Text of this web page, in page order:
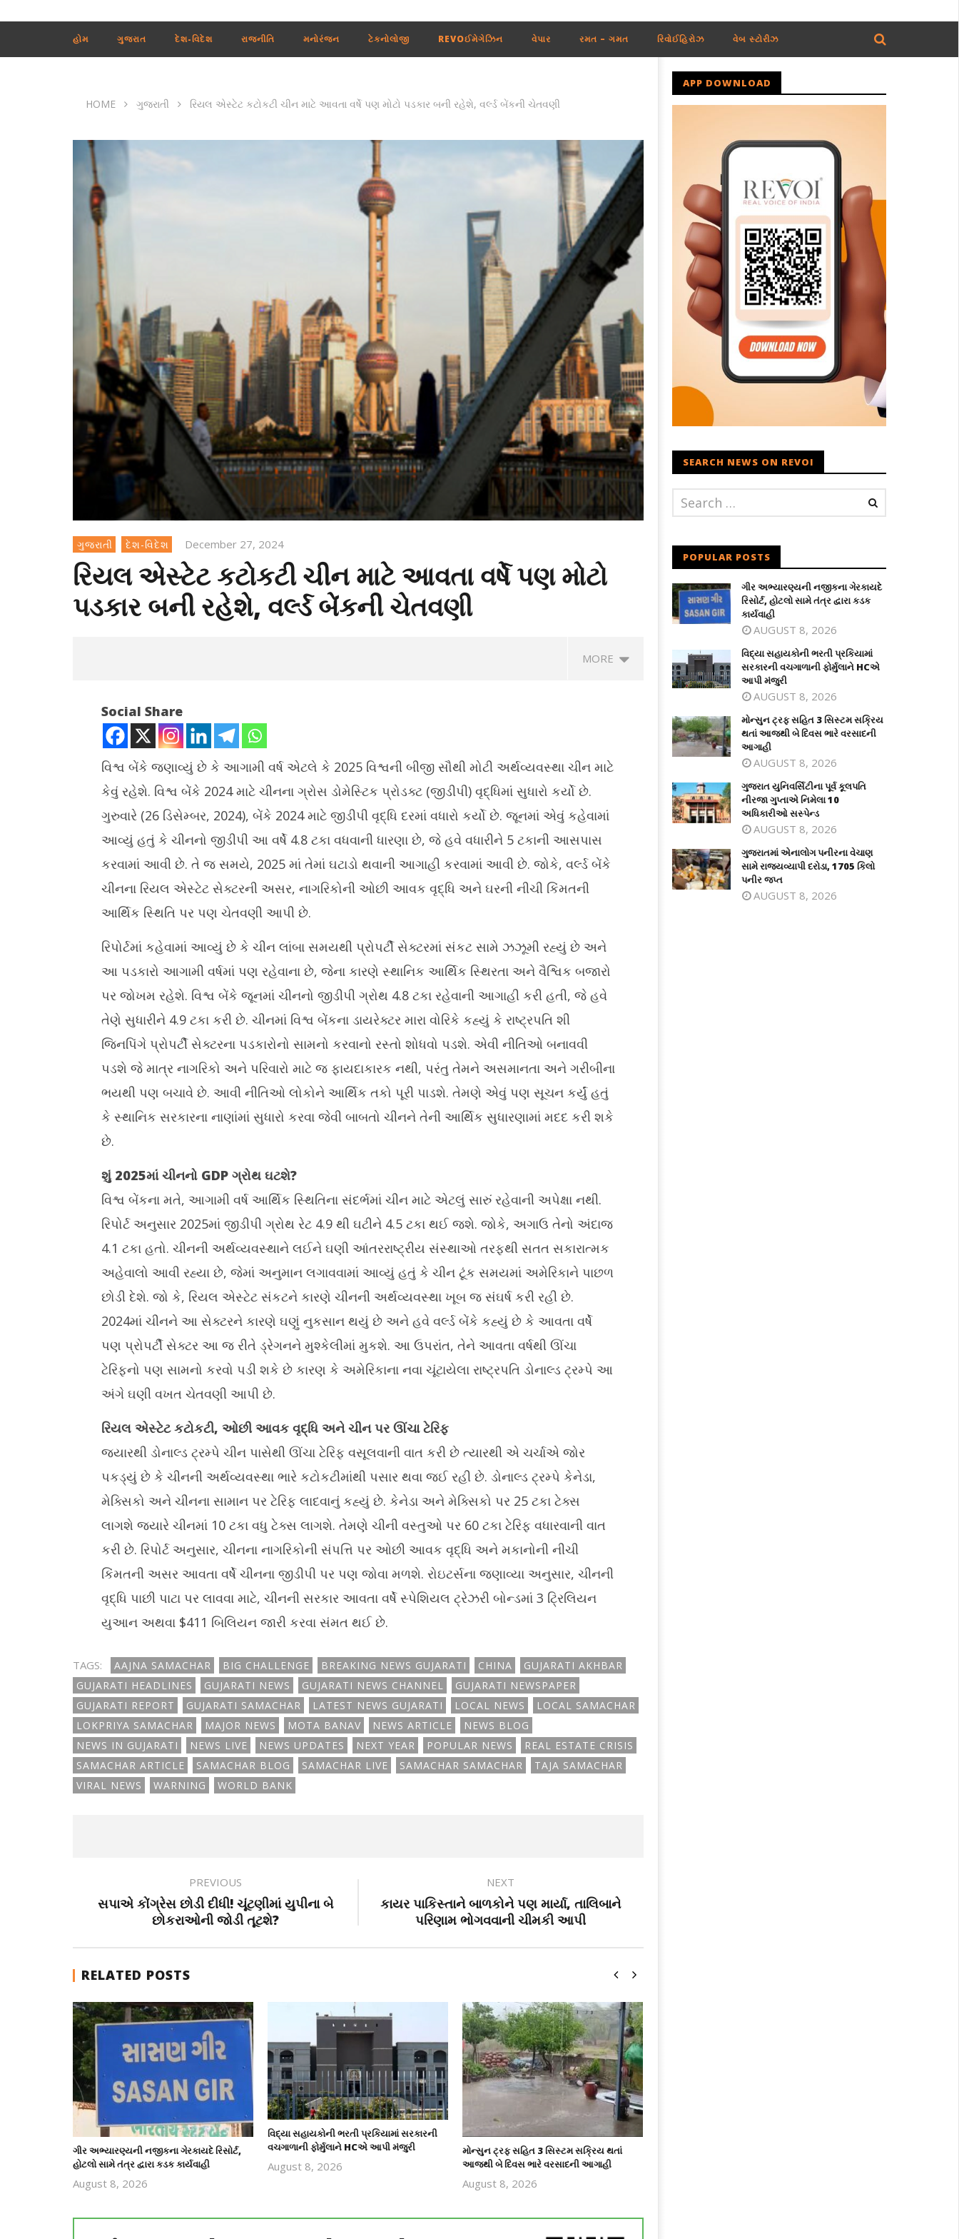
હોમ ગુજરાત દેશ-વિદેશ રાજનીતિ મનોરંજન ટેકનોલોજી REVOઈમેગેઝિન વેપાર રમત – ગમત રિવોઈહિરોઝ વેબ સ્ટોરીઝ
HOME ગુજરાતી રિયલ એસ્ટેટ કટોકટી ચીન માટે આવતા વર્ષે પણ મોટો પડકાર બની રહેશે, વર્લ્ડ બેંકની ચેતવણી
ગુજરાતી દેશ-વિદેશ December 27, 2024
રિયલ એસ્ટેટ કટોકટી ચીન માટે આવતા વર્ષે પણ મોટો
પડકાર બની રહેશે, વર્લ્ડ બેંકની ચેતવણી
MORE
NOW VIEWING
રિયલ એસ્ટેટ કટોકટી ચીન માટે આવતા વર્ષે
પણ મોટો પડકાર બની રહેશે, વર્લ્ડ બેંકની
ચેતવણી
December
27, 2024
ગીર અભ્યારણ્યની નજીકના ગેરકાયદે
રિસોર્ટ, હોટલો સામે તંત્ર દ્વારા કડક
કાર્યવાહી
December
27, 2024
વિદ્યા સહાયકોની ભરતી પ્રકિયામાં
સરકારની વચગાળાની ફોર્મુલાને HCએ આપી
મંજુરી
December
27, 2024
મોન્સુન ટ્રફ સહિત 3 સિસ્ટમ સક્રિય થતાં
આજથી બે દિવસ ભારે વરસાદની આગાહી
December
27, 2024
ગુજરાત યુનિવર્સિટીના પૂર્વ કૂલપતિ નીરજા
ગુપ્તાએ નિમેલા 10 અધિકારીઓ સસ્પેન્ડ
December
Social Share
વિશ્વ બેંકે જણાવ્યું છે કે આગામી વર્ષ એટલે કે 2025 વિશ્વની બીજી સૌથી મોટી અર્થવ્યવસ્થા ચીન માટે
કેવું રહેશે. વિશ્વ બેંકે 2024 માટે ચીનના ગ્રોસ ડોમેસ્ટિક પ્રોડક્ટ (જીડીપી) વૃદ્ધિમાં સુધારો કર્યો છે.
ગુરુવારે (26 ડિસેમ્બર, 2024), બેંકે 2024 માટે જીડીપી વૃદ્ધિ દરમાં વધારો કર્યો છે. જૂનમાં એવું કહેવામાં
આવ્યું હતું કે ચીનનો જીડીપી આ વર્ષે 4.8 ટકા વધવાની ધારણા છે, જે હવે વધારીને 5 ટકાની આસપાસ
કરવામાં આવી છે. તે જ સમયે, 2025 માં તેમાં ઘટાડો થવાની આગાહી કરવામાં આવી છે. જોકે, વર્લ્ડ બેંકે
ચીનના રિયલ એસ્ટેટ સેક્ટરની અસર, નાગરિકોની ઓછી આવક વૃદ્ધિ અને ઘરની નીચી કિંમતની
આર્થિક સ્થિતિ પર પણ ચેતવણી આપી છે.
રિપોર્ટમાં કહેવામાં આવ્યું છે કે ચીન લાંબા સમયથી પ્રોપર્ટી સેક્ટરમાં સંકટ સામે ઝઝૂમી રહ્યું છે અને
આ પડકારો આગામી વર્ષમાં પણ રહેવાના છે, જેના કારણે સ્થાનિક આર્થિક સ્થિરતા અને વૈશ્વિક બજારો
પર જોખમ રહેશે. વિશ્વ બેંકે જૂનમાં ચીનનો જીડીપી ગ્રોથ 4.8 ટકા રહેવાની આગાહી કરી હતી, જે હવે
તેણે સુધારીને 4.9 ટકા કરી છે. ચીનમાં વિશ્વ બેંકના ડાયરેક્ટર મારા વોરિકે કહ્યું કે રાષ્ટ્રપતિ શી
જિનપિંગે પ્રોપર્ટી સેક્ટરના પડકારોનો સામનો કરવાનો રસ્તો શોધવો પડશે. એવી નીતિઓ બનાવવી
પડશે જે માત્ર નાગરિકો અને પરિવારો માટે જ ફાયદાકારક નથી, પરંતુ તેમને અસમાનતા અને ગરીબીના
ભયથી પણ બચાવે છે. આવી નીતિઓ લોકોને આર્થિક તકો પૂરી પાડશે. તેમણે એવું પણ સૂચન કર્યું હતું
કે સ્થાનિક સરકારના નાણાંમાં સુધારો કરવા જેવી બાબતો ચીનને તેની આર્થિક સુધારણામાં મદદ કરી શકે
છે.
શું 2025માં ચીનનો GDP ગ્રોથ ઘટશે?
વિશ્વ બેંકના મતે, આગામી વર્ષ આર્થિક સ્થિતિના સંદર્ભમાં ચીન માટે એટલું સારું રહેવાની અપેક્ષા નથી.
રિપોર્ટ અનુસાર 2025માં જીડીપી ગ્રોથ રેટ 4.9 થી ઘટીને 4.5 ટકા થઈ જશે. જોકે, અગાઉ તેનો અંદાજ
4.1 ટકા હતો. ચીનની અર્થવ્યવસ્થાને લઈને ઘણી આંતરરાષ્ટ્રીય સંસ્થાઓ તરફથી સતત સકારાત્મક
અહેવાલો આવી રહ્યા છે, જેમાં અનુમાન લગાવવામાં આવ્યું હતું કે ચીન ટૂંક સમયમાં અમેરિકાને પાછળ
છોડી દેશે. જો કે, રિયલ એસ્ટેટ સંકટને કારણે ચીનની અર્થવ્યવસ્થા ખૂબ જ સંઘર્ષ કરી રહી છે.
2024માં ચીનને આ સેક્ટરને કારણે ઘણું નુકસાન થયું છે અને હવે વર્લ્ડ બેંકે કહ્યું છે કે આવતા વર્ષે
પણ પ્રોપર્ટી સેક્ટર આ જ રીતે ડ્રેગનને મુશ્કેલીમાં મુકશે. આ ઉપરાંત, તેને આવતા વર્ષથી ઊંચા
ટેરિફનો પણ સામનો કરવો પડી શકે છે કારણ કે અમેરિકાના નવા ચૂંટાયેલા રાષ્ટ્રપતિ ડોનાલ્ડ ટ્રમ્પે આ
અંગે ઘણી વખત ચેતવણી આપી છે.
રિયલ એસ્ટેટ કટોકટી, ઓછી આવક વૃદ્ધિ અને ચીન પર ઊંચા ટેરિફ
જ્યારથી ડોનાલ્ડ ટ્રમ્પે ચીન પાસેથી ઊંચા ટેરિફ વસૂલવાની વાત કરી છે ત્યારથી એ ચર્ચાએ જોર
પકડ્યું છે કે ચીનની અર્થવ્યવસ્થા ભારે કટોકટીમાંથી પસાર થવા જઈ રહી છે. ડોનાલ્ડ ટ્રમ્પે કેનેડા,
મેક્સિકો અને ચીનના સામાન પર ટેરિફ લાદવાનું કહ્યું છે. કેનેડા અને મેક્સિકો પર 25 ટકા ટેક્સ
લાગશે જ્યારે ચીનમાં 10 ટકા વધુ ટેક્સ લાગશે. તેમણે ચીની વસ્તુઓ પર 60 ટકા ટેરિફ વધારવાની વાત
કરી છે. રિપોર્ટ અનુસાર, ચીનના નાગરિકોની સંપત્તિ પર ઓછી આવક વૃદ્ધિ અને મકાનોની નીચી
કિંમતની અસર આવતા વર્ષે ચીનના જીડીપી પર પણ જોવા મળશે. રોઇટર્સના જણાવ્યા અનુસાર, ચીનની
વૃદ્ધિ પાછી પાટા પર લાવવા માટે, ચીનની સરકાર આવતા વર્ષે સ્પેશિયલ ટ્રેઝરી બોન્ડમાં 3 ટ્રિલિયન
યુઆન અથવા $411 બિલિયન જારી કરવા સંમત થઈ છે.
TAGS: AAJNA SAMACHAR BIG CHALLENGE BREAKING NEWS GUJARATI CHINA
GUJARATI AKHBAR
GUJARATI HEADLINES
GUJARATI NEWS GUJARATI NEWS CHANNEL
GUJARATI NEWSPAPER
GUJARATI REPORT
GUJARATI SAMACHAR LATEST NEWS GUJARATI LOCAL NEWS
LOCAL SAMACHAR
LOKPRIYA SAMACHAR
MAJOR NEWS MOTA BANAV NEWS ARTICLE
NEWS BLOG
NEWS IN GUJARATI
NEWS LIVE NEWS UPDATES NEXT YEAR POPULAR NEWS
REAL ESTATE CRISIS
SAMACHAR ARTICLE
SAMACHAR BLOG SAMACHAR LIVE SAMACHAR SAMACHAR
TAJA SAMACHAR
VIRAL NEWS
WARNING WORLD BANK
PREVIOUS
સપાએ કોંગ્રેસ છોડી દીધી! ચૂંટણીમાં યુપીના બે
છોકરાઓની જોડી તૂટશે?
NEXT
કાયર પાકિસ્તાને બાળકોને પણ માર્યા, તાલિબાને
પરિણામ ભોગવવાની ચીમકી આપી
RELATED POSTS
ગીર અભ્યારણ્યની નજીકના ગેરકાયદે રિસોર્ટ,
હોટલો સામે તંત્ર દ્વારા કડક કાર્યવાહી
August 8, 2026
વિદ્યા સહાયકોની ભરતી પ્રકિયામાં સરકારની
વચગાળાની ફોર્મુલાને HCએ આપી મંજુરી
August 8, 2026
મોન્સુન ટ્રફ સહિત 3 સિસ્ટમ સક્રિય થતાં
આજથી બે દિવસ ભારે વરસાદની આગાહી
August 8, 2026
APP DOWNLOAD
SEARCH NEWS ON REVOI
POPULAR POSTS
ગીર અભ્યારણ્યની નજીકના ગેરકાયદે
રિસોર્ટ, હોટલો સામે તંત્ર દ્વારા કડક
કાર્યવાહી
AUGUST 8, 2026
વિદ્યા સહાયકોની ભરતી પ્રકિયામાં
સરકારની વચગાળાની ફોર્મુલાને HCએ
આપી મંજુરી
AUGUST 8, 2026
મોન્સુન ટ્રફ સહિત 3 સિસ્ટમ સક્રિય
થતાં આજથી બે દિવસ ભારે વરસાદની
આગાહી
AUGUST 8, 2026
ગુજરાત યુનિવર્સિટીના પૂર્વ કૂલપતિ
નીરજા ગુપ્તાએ નિમેલા 10
અધિકારીઓ સસ્પેન્ડ
AUGUST 8, 2026
ગુજરાતમાં એનાલોગ પનીરના વેચાણ
સામે રાજ્યવ્યાપી દરોડા, 1705 કિલો
પનીર જપ્ત
AUGUST 8, 2026